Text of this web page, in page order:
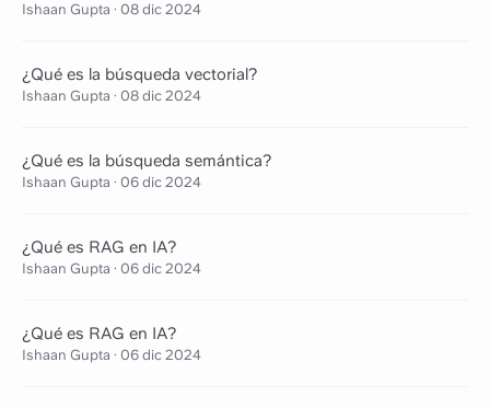
Ishaan Gupta · 08 dic 2024
¿Qué es la búsqueda vectorial?
Ishaan Gupta · 08 dic 2024
¿Qué es la búsqueda semántica?
Ishaan Gupta · 06 dic 2024
¿Qué es RAG en IA?
Ishaan Gupta · 06 dic 2024
¿Qué es RAG en IA?
Ishaan Gupta · 06 dic 2024